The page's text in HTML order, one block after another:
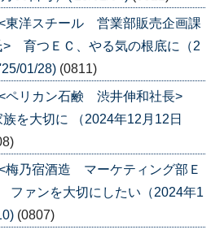
東洋スチール 営業部販売企画課
育つＥＣ、やる気の根底に（2
01/28) (0811)
<ペリカン石鹸 渋井伸和社長>
を大切に （2024年12月12日
梅乃宿酒造 マーケティング部Ｅ
ァンを大切にしたい（2024年1
(0807)